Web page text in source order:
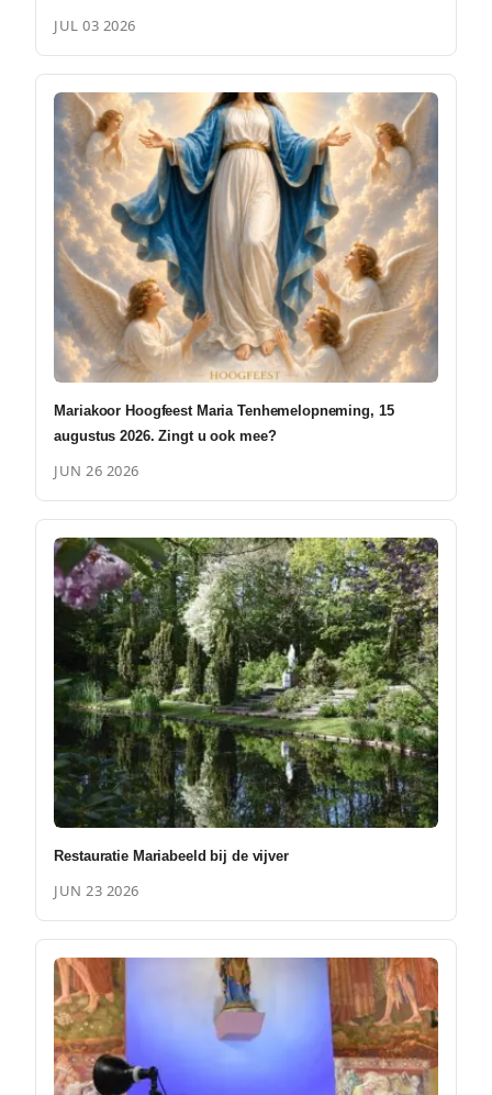
JUL 03 2026
Mariakoor Hoogfeest Maria Tenhemelopneming, 15
augustus 2026. Zingt u ook mee?
JUN 26 2026
Restauratie Mariabeeld bij de vijver
JUN 23 2026